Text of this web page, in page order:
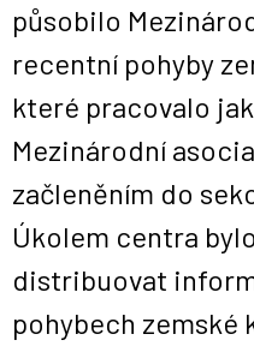
působilo
recentní pohyby
které pracovalo
Mezinárodní
začleněním do
Úkolem centra
distribuovat
pohybech zemské